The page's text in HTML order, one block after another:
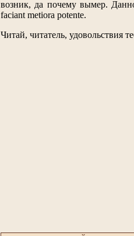
возник, да почему вымер.
faciant metiora potente.
Читай, читатель, удовольствия